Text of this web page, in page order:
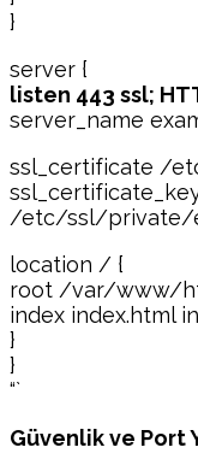
}
server {
listen 443 ssl;
server_name
ssl_certificate /
/etc/ssl/private/
location / {
root /var/www/
index index.html
}
}
“`
Güvenlik ve Port